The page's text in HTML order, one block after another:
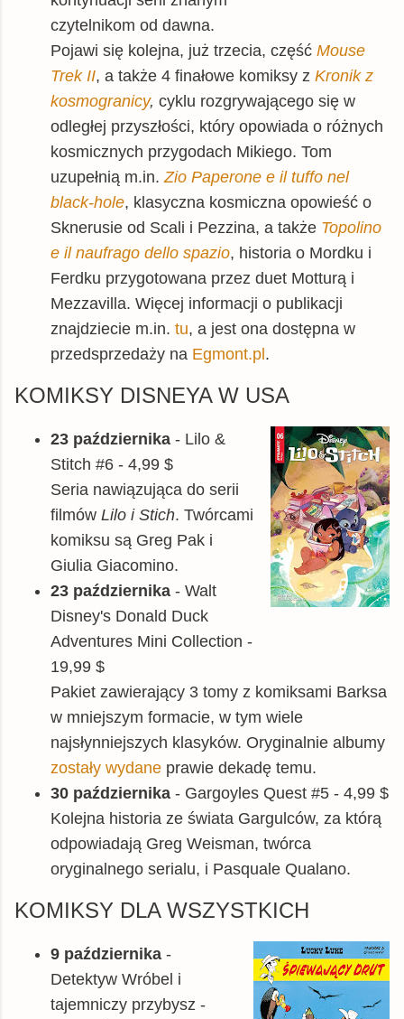
czytelnikom od dawna.
Pojawi się kolejna, już trzecia, część Mouse
Trek II, a także 4 finałowe komiksy z Kronik z
kosmogranicy, cyklu rozgrywającego się w
odległej przyszłości, który opowiada o różnych
kosmicznych przygodach Mikiego. Tom
uzupełnią m.in. Zio Paperone e il tuffo nel
black-hole, klasyczna kosmiczna opowieść o
Sknerusie od Scali i Pezzina, a także Topolino
e il naufrago dello spazio, historia o Mordku i
Ferdku przygotowana przez duet Motturą i
Mezzavilla. Więcej informacji o publikacji
znajdziecie m.in. tu, a jest ona dostępna w
przedsprzedaży na Egmont.pl.
KOMIKSY DISNEYA W USA
23 października - Lilo &
Stitch #6 - 4,99 $
Seria nawiązująca do serii
filmów Lilo i Stich. Twórcami
komiksu są Greg Pak i
Giulia Giacomino.
23 października - Walt
Disney's Donald Duck
Adventures Mini Collection -
19,99 $
Pakiet zawierający 3 tomy z komiksami Barksa
w mniejszym formacie, w tym wiele
najsłynniejszych klasyków. Oryginalnie albumy
zostały wydane prawie dekadę temu.
30 października - Gargoyles Quest #5 - 4,99 $
Kolejna historia ze świata Gargulców, za którą
odpowiadają Greg Weisman, twórca
oryginalnego serialu, i Pasquale Qualano.
KOMIKSY DLA WSZYSTKICH
9 października -
Detektyw Wróbel i
tajemniczy przybysz -